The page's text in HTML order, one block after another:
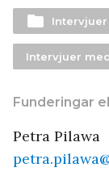
folder
Intervjuer
Funderingar
Petra Pilawa